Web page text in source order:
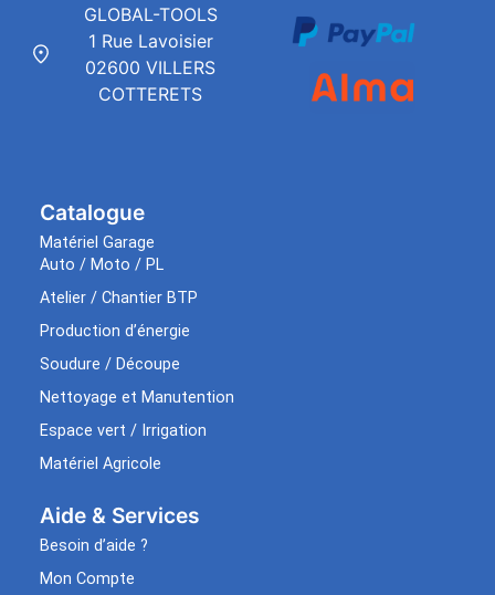
Catalogue
Matériel Garage
Auto / Moto / PL
Atelier / Chantier BTP
Production d’énergie
Soudure / Découpe
Nettoyage et Manutention
Espace vert / Irrigation
Matériel Agricole
Aide & Services​
Besoin d’aide ?
Mon Compte
GLOBAL-TOOLS
1 Rue Lavoisier
02600 VILLERS
COTTERETS